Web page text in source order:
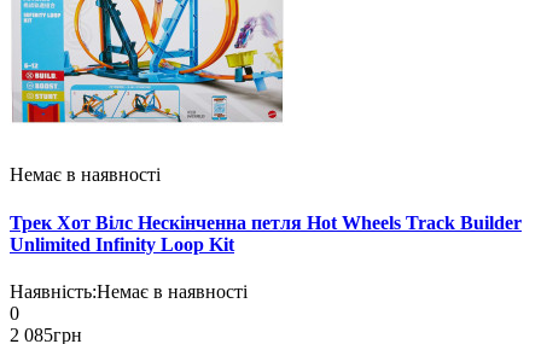
Немає в наявності
Трек Хот Вілс Нескінченна петля Hot Wheels Track Builder
Unlimited Infinity Loop Kit
Наявність:Немає в наявності
0
2 085грн